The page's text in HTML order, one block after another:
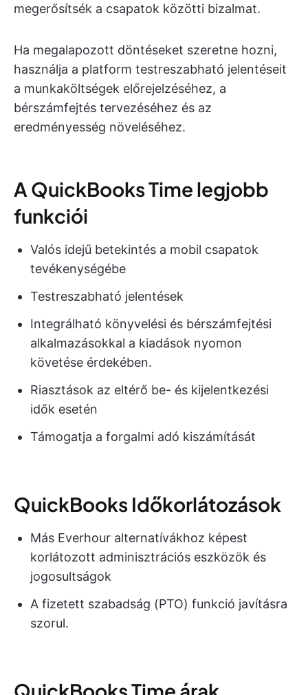
megerősítsék a csapatok közötti bizalmat.
Ha megalapozott döntéseket szeretne hozni,
használja a platform testreszabható jelentéseit
a munkaköltségek előrejelzéséhez, a
bérszámfejtés tervezéséhez és az
eredményesség növeléséhez.
A QuickBooks Time legjobb
funkciói
Valós idejű betekintés a mobil csapatok
tevékenységébe
Testreszabható jelentések
Integrálható könyvelési és bérszámfejtési
alkalmazásokkal a kiadások nyomon
követése érdekében.
Riasztások az eltérő be- és kijelentkezési
idők esetén
Támogatja a forgalmi adó kiszámítását
QuickBooks Időkorlátozások
Más Everhour alternatívákhoz képest
korlátozott adminisztrációs eszközök és
jogosultságok
A fizetett szabadság (PTO) funkció javításra
szorul.